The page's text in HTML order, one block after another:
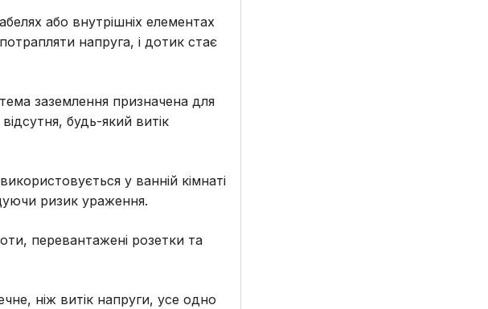
або внутрішніх елементах
напруга, і дотик стає
заземлення призначена для
будь-який витік
у ванній кімнаті
ризик ураження.
перевантажені розетки та
ніж витік напруги, усе одно